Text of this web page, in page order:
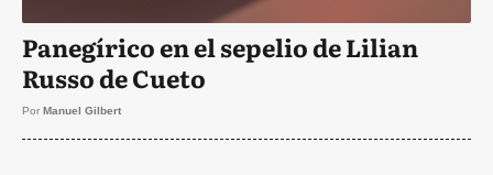
Panegírico en el sepelio de Lilian
Russo de Cueto
Por Manuel Gilbert